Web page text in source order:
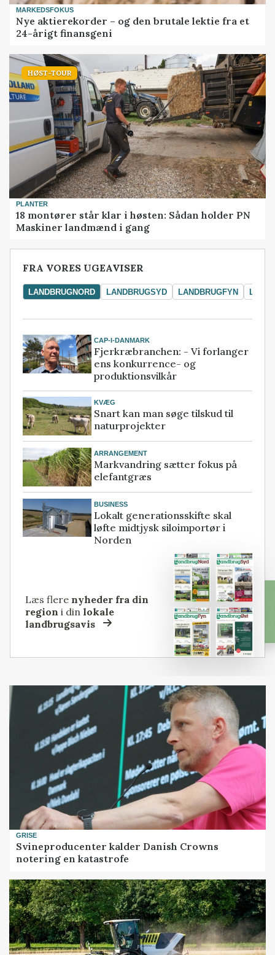
MARKEDSFOKUS
Nye aktierekorder – og den brutale lektie fra et
24-årigt finansgeni
HØST-TOUR
PLANTER
18 montører står klar i høsten: Sådan holder PN
Maskiner landmænd i gang
FRA VORES UGEAVISER
LANDBRUGNORD LANDBRUGSYD LANDBRUGFYN
CAP-I-DANMARK
Fjerkræbranchen: - Vi forlanger
ens konkurrence- og
produktionsvilkår
KVÆG
Snart kan man søge tilskud til
naturprojekter
ARRANGEMENT
Markvandring sætter fokus på
elefantgræs
BUSINESS
Lokalt generationsskifte skal
løfte midtjysk siloimportør i
Norden
Læs flere nyheder fra din
region i dinlokale
landbrugsavis
GRISE
Svineproducenter kalder Danish Crowns
notering en katastrofe